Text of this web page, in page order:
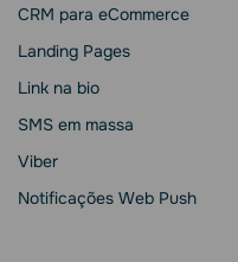
CRM para eCommerce
Landing Pages
Link na bio
SMS em massa
Viber
Notificações Web Push